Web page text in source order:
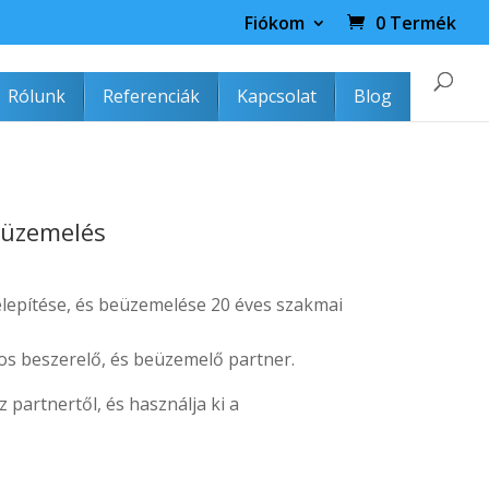
Fiókom 0 Termék
Rólunk Referenciák Kapcsolat Blog
és beüzemelése 20 éves szakmai
beszerelő, és beüzemelő partner.
partnertől, és használja ki a